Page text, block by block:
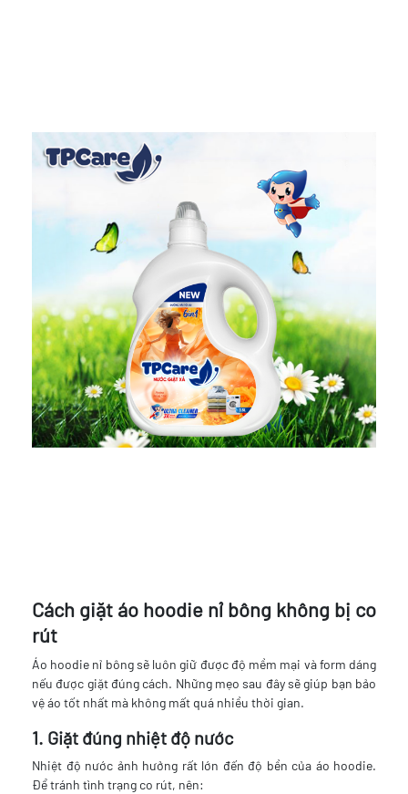
Cách giặt áo hoodie nỉ bông không bị co
rút
Áo hoodie nỉ bông sẽ luôn giữ được độ mềm mại và form dáng
nếu được giặt đúng cách. Những mẹo sau đây sẽ giúp bạn bảo
vệ áo tốt nhất mà không mất quá nhiều thời gian.
1. Giặt đúng nhiệt độ nước
Nhiệt độ nước ảnh hưởng rất lớn đến độ bền của áo hoodie.
Để tránh tình trạng co rút, nên: